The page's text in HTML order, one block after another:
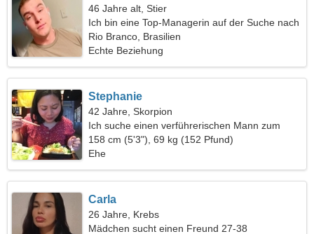
46 Jahre alt, Stier
Ich bin eine Top-Managerin auf der Suche nach
einer verspielten Frau
Rio Branco, Brasilien
Echte Beziehung
Stephanie
42 Jahre, Skorpion
Ich suche einen verführerischen Mann zum
Tanzen
158 cm (5'3"), 69 kg (152 Pfund)
Ehe
Carla
26 Jahre, Krebs
Mädchen sucht einen Freund 27-38